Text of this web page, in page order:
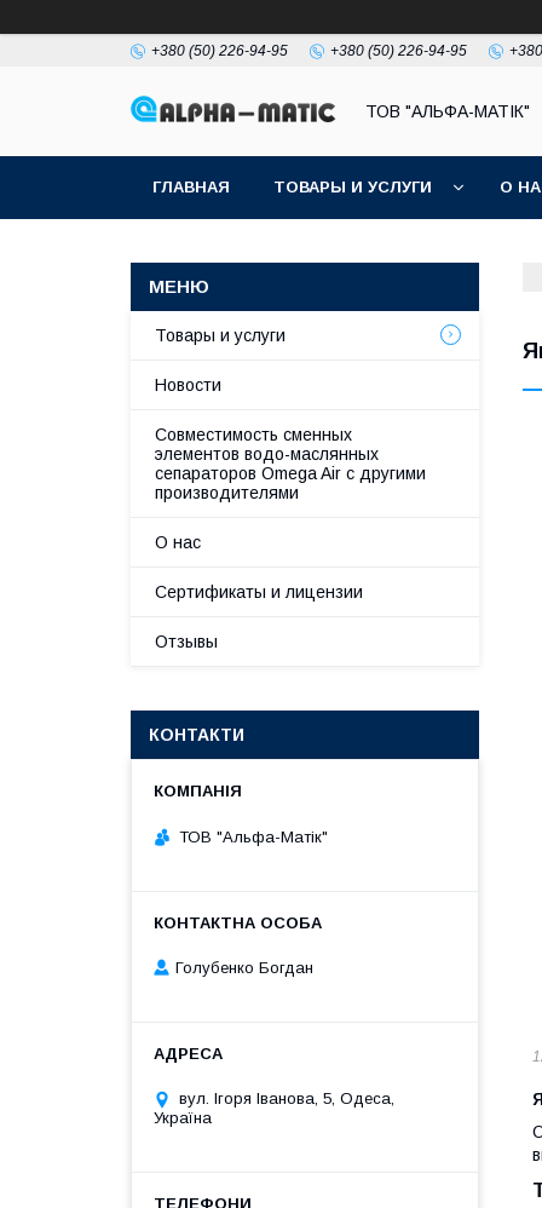
+380 (50) 226-94-95 +380 (50) 226-94-95
ТОВ "АЛЬФА-МАТІК"
ГЛАВНАЯ ТОВАРЫ И УСЛУГИ О
Товары и услуги
Новости
Совместимость сменных
элементов водо-маслянных
сепараторов Omega Air с другими
производителями
О нас
Сертификаты и лицензии
Отзывы
КОНТАКТИ
ТОВ "Альфа-Матік"
Голубенко Богдан
вул. Ігоря Іванова, 5, Одеса,
Україна